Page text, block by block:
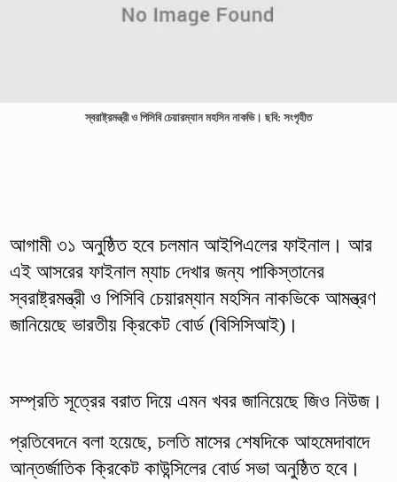
স্বরাষ্ট্রমন্ত্রী ও পিসিবি চেয়ারম্যান মহসিন নাকভি। ছবি: সংগৃহীত
আগামী ৩১ অনুষ্ঠিত হবে চলমান আইপিএলের ফাইনাল। আর
এই আসরের ফাইনাল ম্যাচ দেখার জন্য পাকিস্তানের
স্বরাষ্ট্রমন্ত্রী ও পিসিবি চেয়ারম্যান মহসিন নাকভিকে আমন্ত্রণ
জানিয়েছে ভারতীয় ক্রিকেট বোর্ড (বিসিসিআই)।
সম্প্রতি সূত্রের বরাত দিয়ে এমন খবর জানিয়েছে জিও নিউজ।
প্রতিবেদনে বলা হয়েছে, চলতি মাসের শেষদিকে আহমেদাবাদে
আন্তর্জাতিক ক্রিকেট কাউন্সিলের বোর্ড সভা অনুষ্ঠিত হবে।